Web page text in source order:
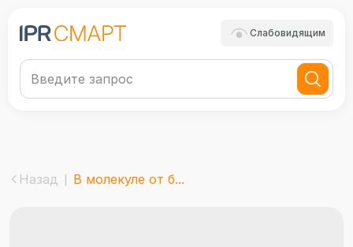
Слабовидящим
Назад В молекуле от б...